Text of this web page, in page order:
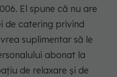
El spune că nu are
de catering privind
suplimentar să le
abonat la
de relaxare şi de